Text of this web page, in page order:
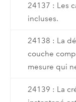
24137 : Les
incluses.
24138 : La
couche
mesure qui
24139 : La